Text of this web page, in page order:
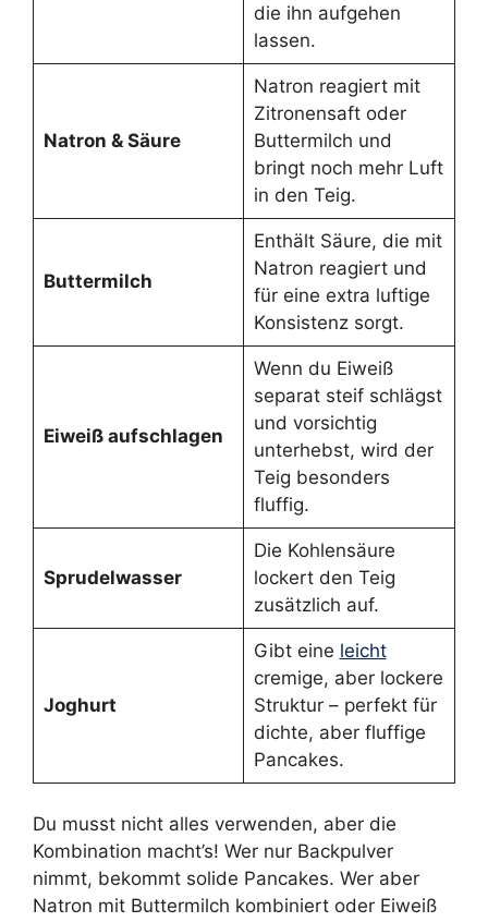
die ihn aufgehen
lassen.
Natron & Säure
Natron reagiert mit
Zitronensaft oder
Buttermilch und
bringt noch mehr Luft
in den Teig.
Buttermilch
Enthält Säure, die mit
Natron reagiert und
für eine extra luftige
Konsistenz sorgt.
Eiweiß aufschlagen
Wenn du Eiweiß
separat steif schlägst
und vorsichtig
unterhebst, wird der
Teig besonders
fluffig.
Sprudelwasser
Die Kohlensäure
lockert den Teig
zusätzlich auf.
Joghurt
Gibt eine leicht
cremige, aber lockere
Struktur – perfekt für
dichte, aber fluffige
Pancakes.
Du musst nicht alles verwenden, aber die
Kombination macht’s! Wer nur Backpulver
nimmt, bekommt solide Pancakes. Wer aber
Natron mit Buttermilch kombiniert oder Eiweiß